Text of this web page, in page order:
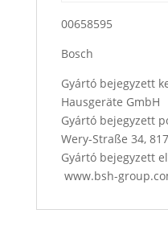
00658595
Bosch
Gyártó bejegyzett
Hausgeräte GmbH
Gyártó
Wery-Straße 34,
Gyártó bejegyzett
www.bsh-